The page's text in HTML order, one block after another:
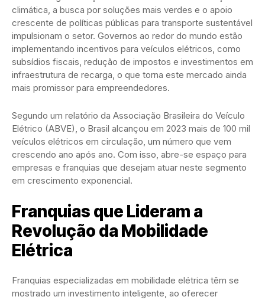
climática, a busca por soluções mais verdes e o apoio
crescente de políticas públicas para transporte sustentável
impulsionam o setor. Governos ao redor do mundo estão
implementando incentivos para veículos elétricos, como
subsídios fiscais, redução de impostos e investimentos em
infraestrutura de recarga, o que torna este mercado ainda
mais promissor para empreendedores.
Segundo um relatório da Associação Brasileira do Veículo
Elétrico (ABVE), o Brasil alcançou em 2023 mais de 100 mil
veículos elétricos em circulação, um número que vem
crescendo ano após ano. Com isso, abre-se espaço para
empresas e franquias que desejam atuar neste segmento
em crescimento exponencial.
Franquias que Lideram a
Revolução da Mobilidade
Elétrica
Franquias especializadas em mobilidade elétrica têm se
mostrado um investimento inteligente, ao oferecer